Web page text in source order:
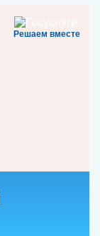
Решаем вместе